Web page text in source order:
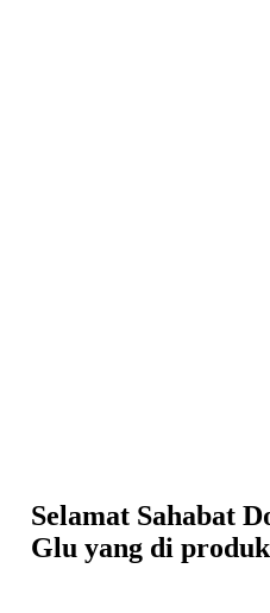
Selamat Sahabat
Glu yang di